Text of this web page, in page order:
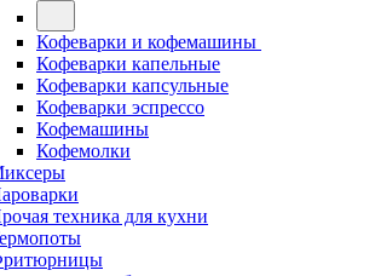
Кофеварки и кофемашины
Кофеварки капельные
Кофеварки капсульные
Кофеварки эспрессо
Кофемашины
Кофемолки
техника для кухни